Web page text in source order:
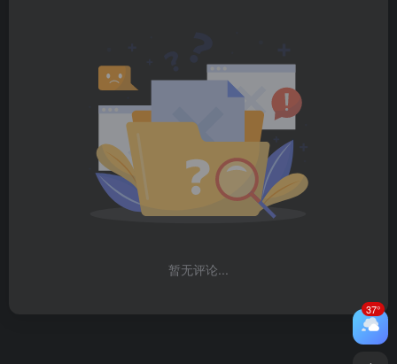
暂无评论...
37°